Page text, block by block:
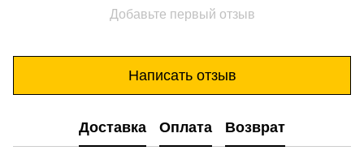
Добавьте первый отзыв
Написать отзыв
Доставка Оплата Возврат